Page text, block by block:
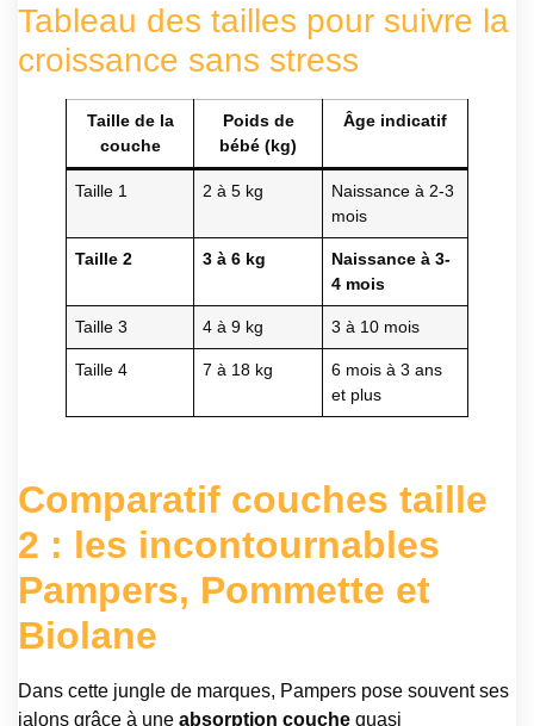
Tableau des tailles pour suivre la
croissance sans stress
Taille de la
couche
Poids de
bébé (kg)
Âge indicatif
Taille 1 2 à 5 kg
Naissance à 2-3
mois
Taille 2 3 à 6 kg
Naissance à 3-
4 mois
Taille 3 4 à 9 kg 3 à 10 mois
Taille 4 7 à 18 kg
6 mois à 3 ans
et plus
Comparatif couches taille
2 : les incontournables
Pampers, Pommette et
Biolane
Dans cette jungle de marques, Pampers pose souvent ses
jalons grâce à une absorption couche quasi